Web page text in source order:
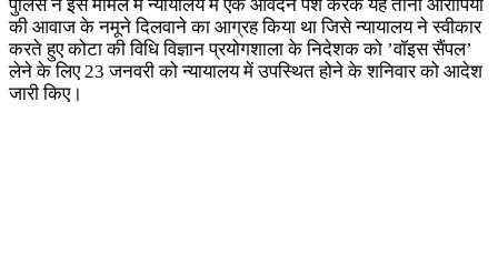
पुलिस ने इस मामले में न्यायालय में एक आवेदन पेश करके यह तीनों आरोपियों
की आवाज के नमूने दिलवाने का आग्रह किया था जिसे न्यायालय ने स्वीकार
करते हुए कोटा की विधि विज्ञान प्रयोगशाला के निदेशक को ’वॉइस सैंपल’
लेने के लिए 23 जनवरी को न्यायालय में उपस्थित होने के शनिवार को आदेश
जारी किए।